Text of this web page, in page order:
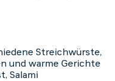
Streichwürste,
und warme Gerichte
Salami